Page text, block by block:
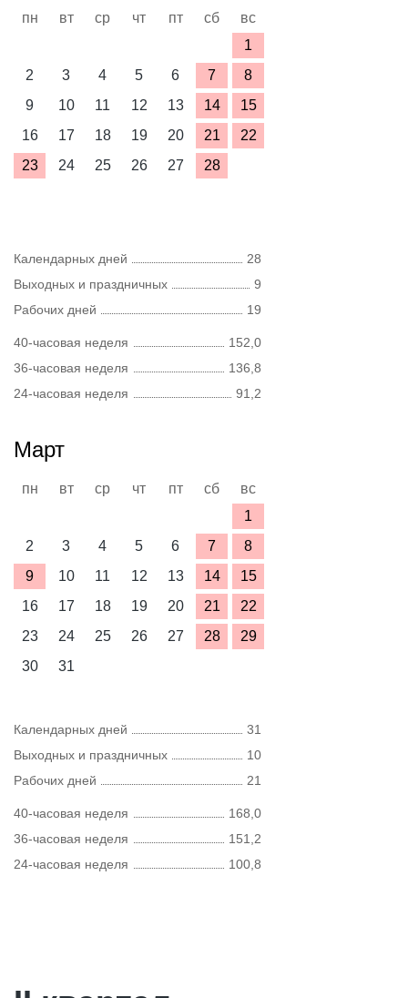
пн вт ср чт пт сб
вс
1
2
3 4 5 6 7
8
9
10 11 12 13 14
15
16
17 18 19 20 21
22
23
24 25 26 27 28
Календарных дней
28
Выходных и праздничных
9
Рабочих дней
19
40-часовая неделя
152,0
36-часовая неделя
136,8
24-часовая неделя
91,2
Март
пн вт ср чт пт сб
вс
1
2
3 4 5 6 7
8
9
10 11 12 13 14
15
16
17 18 19 20 21
22
23
24 25 26 27 28
29
30
31
Календарных дней
31
Выходных и праздничных
10
Рабочих дней
21
40-часовая неделя
168,0
36-часовая неделя
151,2
24-часовая неделя
100,8